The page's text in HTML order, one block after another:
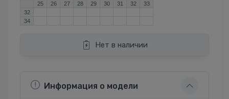
25 26 27 28 29 30 31 32
33
32
34
Нет в наличии
Информация о модели